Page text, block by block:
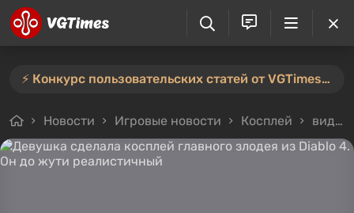
⚡️ Конкурс пользовательских статей от VGTimes продлён — участвуйте тут ⚡️
Новости Игровые новости Косплей видео